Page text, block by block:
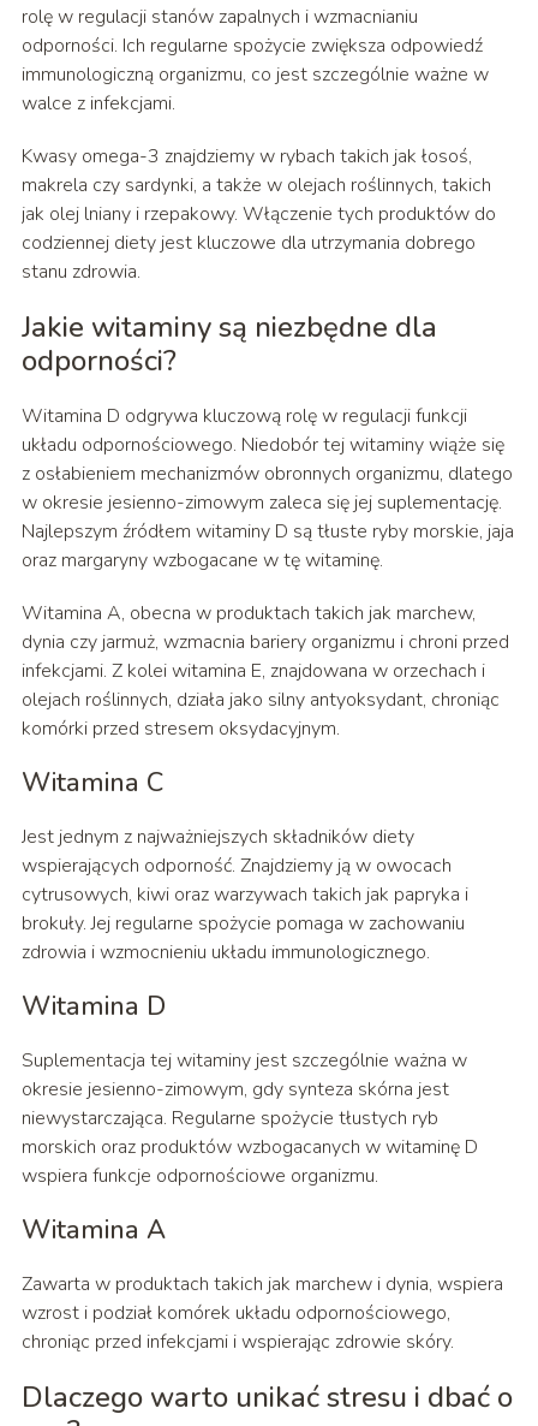
rolę w regulacji stanów zapalnych i wzmacnianiu
odporności. Ich regularne spożycie zwiększa odpowiedź
immunologiczną organizmu, co jest szczególnie ważne w
walce z infekcjami.
Kwasy omega-3 znajdziemy w rybach takich jak łosoś,
makrela czy sardynki, a także w olejach roślinnych, takich
jak olej lniany i rzepakowy. Włączenie tych produktów do
codziennej diety jest kluczowe dla utrzymania dobrego
stanu zdrowia.
Jakie witaminy są niezbędne dla
odporności?
Witamina D odgrywa kluczową rolę w regulacji funkcji
układu odpornościowego. Niedobór tej witaminy wiąże się
z osłabieniem mechanizmów obronnych organizmu, dlatego
w okresie jesienno-zimowym zaleca się jej suplementację.
Najlepszym źródłem witaminy D są tłuste ryby morskie, jaja
oraz margaryny wzbogacane w tę witaminę.
Witamina A, obecna w produktach takich jak marchew,
dynia czy jarmuż, wzmacnia bariery organizmu i chroni przed
infekcjami. Z kolei witamina E, znajdowana w orzechach i
olejach roślinnych, działa jako silny antyoksydant, chroniąc
komórki przed stresem oksydacyjnym.
Witamina C
Jest jednym z najważniejszych składników diety
wspierających odporność. Znajdziemy ją w owocach
cytrusowych, kiwi oraz warzywach takich jak papryka i
brokuły. Jej regularne spożycie pomaga w zachowaniu
zdrowia i wzmocnieniu układu immunologicznego.
Witamina D
Suplementacja tej witaminy jest szczególnie ważna w
okresie jesienno-zimowym, gdy synteza skórna jest
niewystarczająca. Regularne spożycie tłustych ryb
morskich oraz produktów wzbogacanych w witaminę D
wspiera funkcje odpornościowe organizmu.
Witamina A
Zawarta w produktach takich jak marchew i dynia, wspiera
wzrost i podział komórek układu odpornościowego,
chroniąc przed infekcjami i wspierając zdrowie skóry.
Dlaczego warto unikać stresu i dbać o